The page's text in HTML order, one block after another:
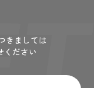
きましては
ください